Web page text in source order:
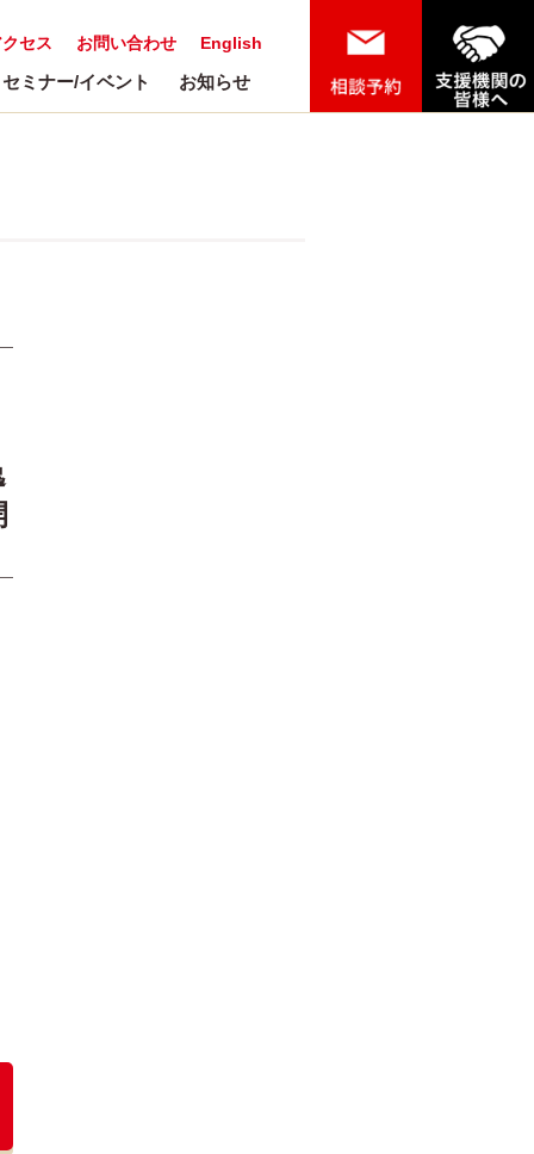
English
お問い合わせ
セス
セミナー/イベント お知らせ